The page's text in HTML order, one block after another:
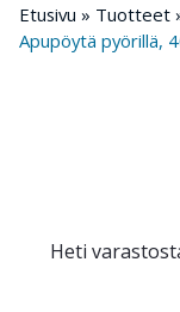
Etusivu » Tuotteet
Apupöytä pyörillä,
Heti